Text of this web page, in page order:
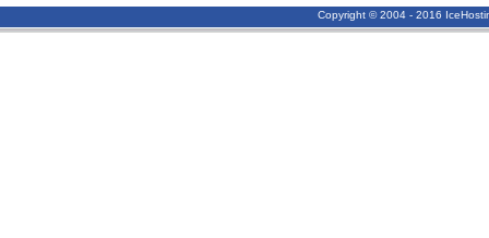
Copyright © 2004 - 2016